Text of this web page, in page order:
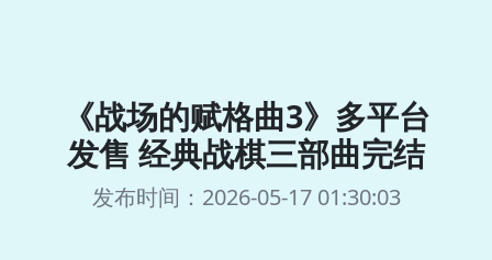
《战场的赋格曲3》多平台
发售 经典战棋三部曲完结
发布时间：2026-05-17 01:30:03